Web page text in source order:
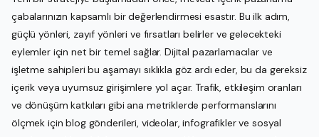
çabalarınızın kapsamlı bir değerlendirmesi esastır. Bu ilk adım,
güçlü yönleri, zayıf yönleri ve fırsatları belirler ve gelecekteki
eylemler için net bir temel sağlar. Dijital pazarlamacılar ve
işletme sahipleri bu aşamayı sıklıkla göz ardı eder, bu da gereksiz
içerik veya uyumsuz girişimlere yol açar. Trafik, etkileşim oranları
ve dönüşüm katkıları gibi ana metriklerde performanslarını
ölçmek için blog gönderileri, videolar, infografikler ve sosyal